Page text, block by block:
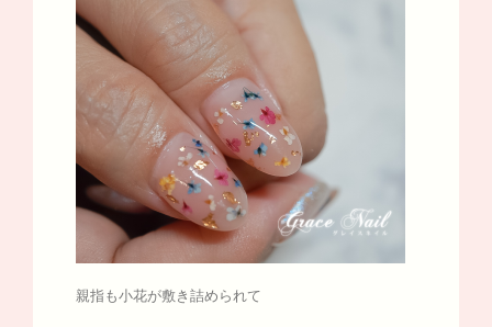
親指も小花が敷き詰められて